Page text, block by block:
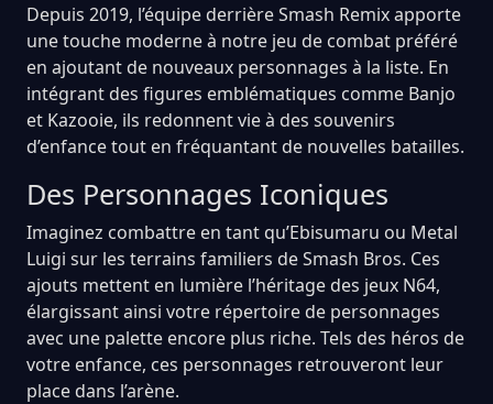
Depuis 2019, l’équipe derrière Smash Remix apporte
une touche moderne à notre jeu de combat préféré
en ajoutant de nouveaux personnages à la liste. En
intégrant des figures emblématiques comme Banjo
et Kazooie, ils redonnent vie à des souvenirs
d’enfance tout en fréquantant de nouvelles batailles.
Des Personnages Iconiques
Imaginez combattre en tant qu’Ebisumaru ou Metal
Luigi sur les terrains familiers de Smash Bros. Ces
ajouts mettent en lumière l’héritage des jeux N64,
élargissant ainsi votre répertoire de personnages
avec une palette encore plus riche. Tels des héros de
votre enfance, ces personnages retrouveront leur
place dans l’arène.